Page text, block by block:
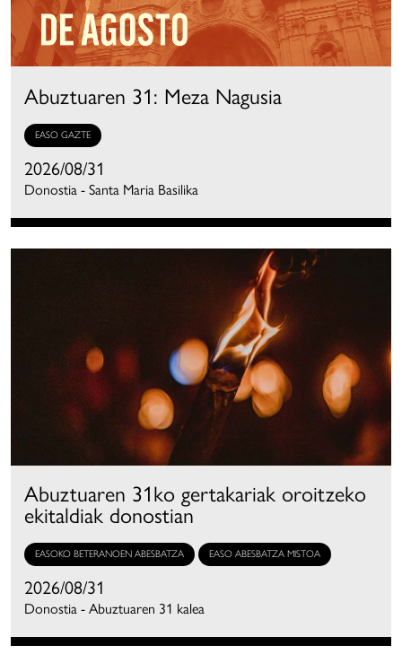
Abuztuaren 31: Meza Nagusia
EASO GAZTE
2026/08/31
Donostia - Santa Maria Basilika
Abuztuaren 31ko gertakariak oroitzeko
ekitaldiak donostian
EASOKO BETERANOEN ABESBATZA EASO ABESBATZA MISTOA
2026/08/31
Donostia - Abuztuaren 31 kalea